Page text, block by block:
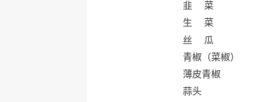
韭 菜
生 菜
丝 瓜
青椒（菜椒）
薄皮青椒
蒜头